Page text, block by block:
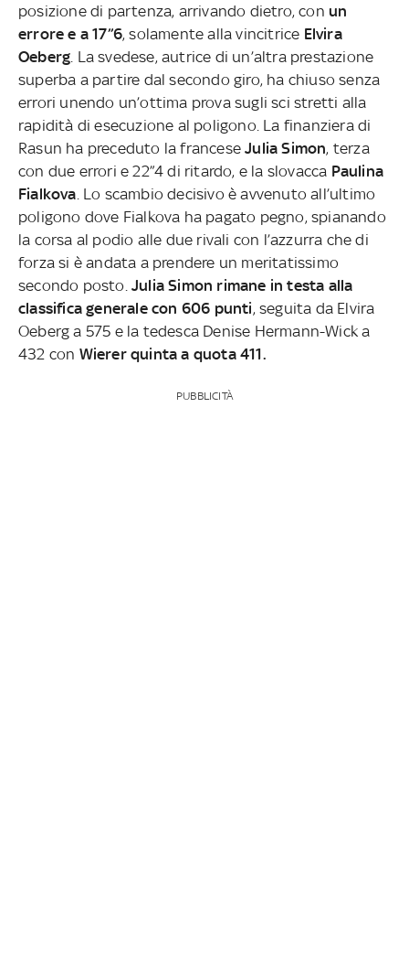
posizione di partenza, arrivando dietro, con un
errore e a 17”6, solamente alla vincitrice Elvira
Oeberg . La svedese, autrice di un’altra prestazione
superba a partire dal secondo giro, ha chiuso senza
errori unendo un’ottima prova sugli sci stretti alla
rapidità di esecuzione al poligono. La finanziera di
Rasun ha preceduto la franceseJulia Simon, terza
con due errori e 22”4 di ritardo, e la slovacca Paulina
Fialkova Lo scambio decisivo è avvenuto all’ultimo
poligono dove Fialkova ha pagato pegno, spianando
la corsa al podio alle due rivali con l’azzurra che di
forza si è andata a prendere un meritatissimo
secondo posto. Julia Simon rimane in testa alla
classifica generale con 606 punti, seguita da Elvira
Oeberg a 575 e la tedesca Denise Hermann-Wick a
432 con Wierer quinta a quota 411.
PUBBLICITÀ